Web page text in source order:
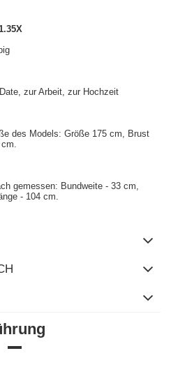
zur Arbeit, zur Hochzeit
des Models: Größe 175 cm, Brust
gemessen: Bundweite - 33 cm,
- 104 cm.